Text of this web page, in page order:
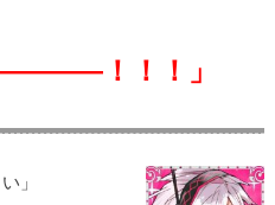
――――！！！」
」